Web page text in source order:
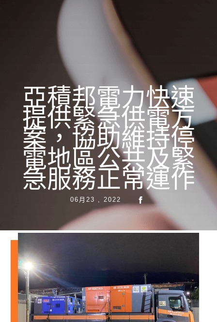
亞積邦電力快速
提供緊急供電方
案，協助維持停
電地區公共及緊
急服務正常運作
06月23 , 2022